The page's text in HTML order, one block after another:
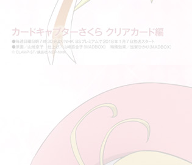
คำศัพท์เกี่ยวกับการล็อคดาวน์
Quote คำพูดจากภาวะวิกฤตโรคระบาดในจีน
เปิดโลกประเทศจีนจากทวิตเตอร์
ไม่เป็นไร 没事的。
เป่ายิ้งฉุบ 石头剪刀布
สั่งอาหารในจีน II
สั่งอาหารในจีน